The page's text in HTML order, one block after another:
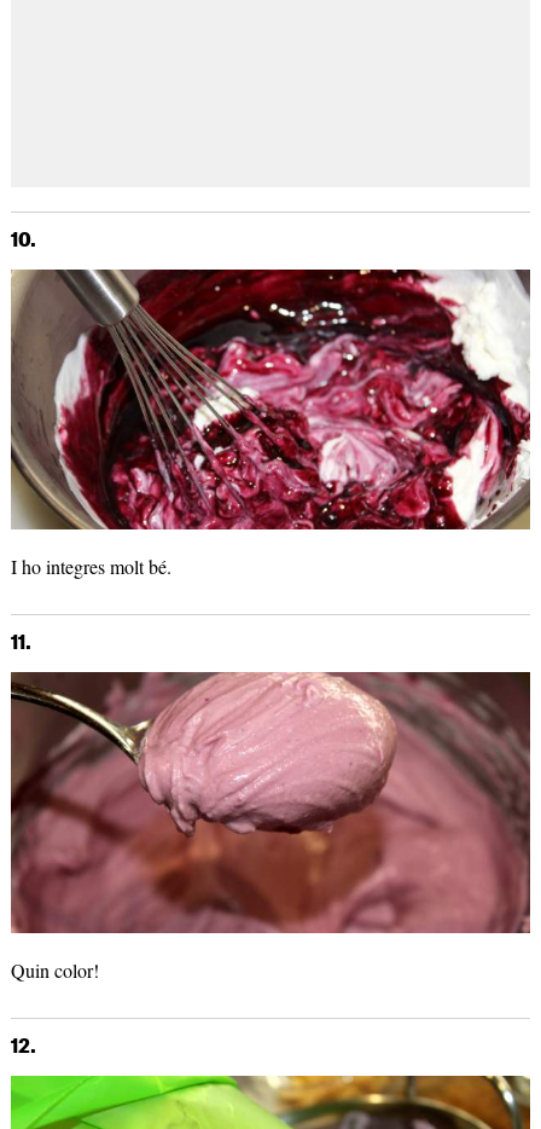
10.
I ho integres molt bé.
11.
Quin color!
12.